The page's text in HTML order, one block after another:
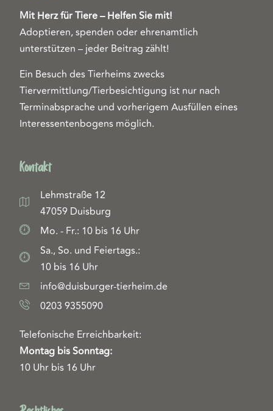
Mit Herz für Tiere – Helfen Sie mit!
Adoptieren, spenden oder ehrenamtlich
unterstützen – jeder Beitrag zählt!
Ein Besuch des Tierheims zwecks
Tiervermittlung/Tierbesichtigung ist nur nach
Terminabsprache und vorherigem Ausfüllen eines
Interessentenbogens möglich.
Kontakt
Lehmstraße 12
47059 Duisburg
Mo. - Fr.: 10 bis 16 Uhr
Sa., So. und Feiertags.:
10 bis 16 Uhr
info@duisburger-tierheim.de
0203 9355090
Telefonische Erreichbarkeit:
Montag bis Sonntag:
10 Uhr bis 16 Uhr